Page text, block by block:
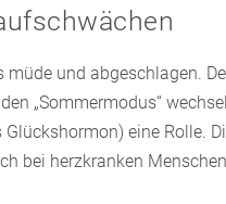
und abgeschlagen.
„Sommermodus“
eine Rolle.
bei herzkranken